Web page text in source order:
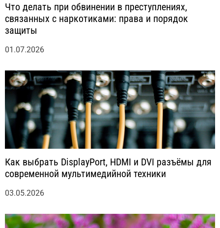
Что делать при обвинении в преступлениях,
связанных с наркотиками: права и порядок
защиты
01.07.2026
Как выбрать DisplayPort, HDMI и DVI разъёмы для
современной мультимедийной техники
03.05.2026